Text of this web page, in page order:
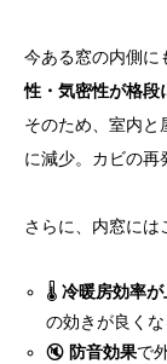
今ある窓の内側に
性・気密性が格段
そのため、室内と
に減少。カビの再
さらに、内窓には
🌡️冷暖房効率
の効きが良くな
🔇 防音効果で